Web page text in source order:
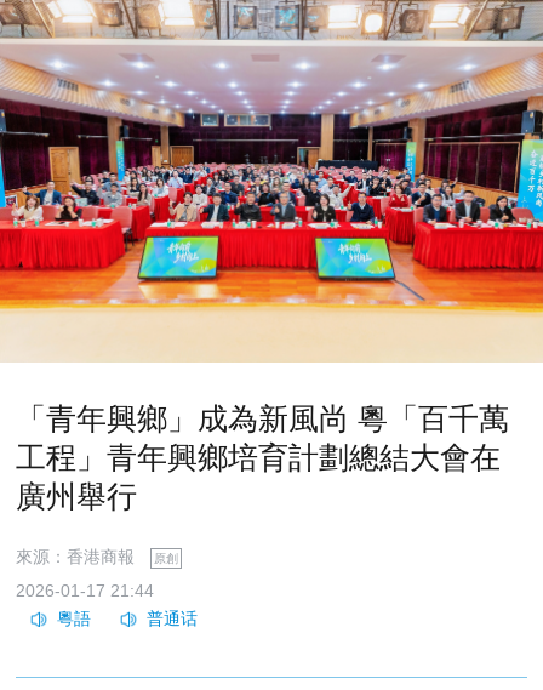
「青年興鄉」成為新風尚 粵「百千萬
工程」青年興鄉培育計劃總結大會在
廣州舉行
來源：香港商報 原創
2026-01-17 21:44